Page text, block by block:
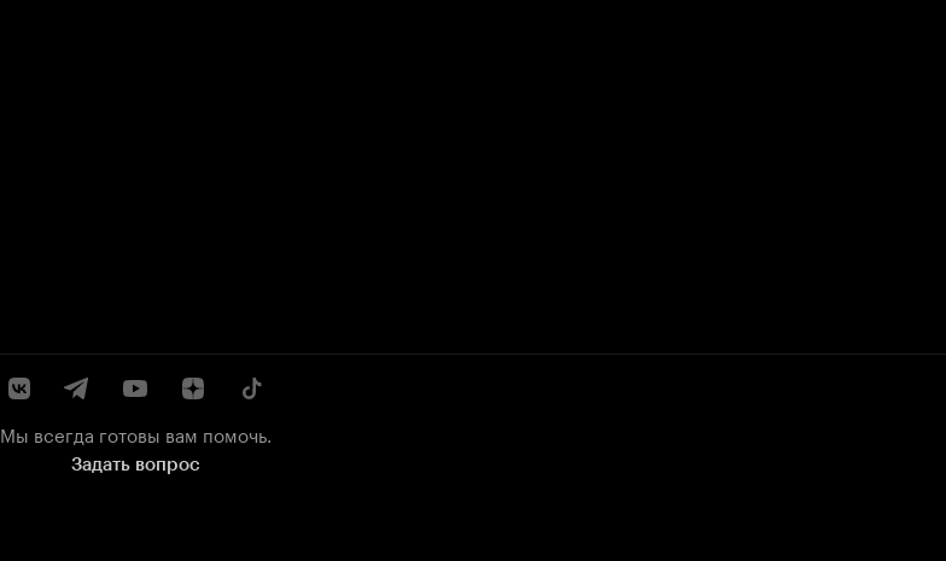
Мы всегда готовы вам помочь.
Задать вопрос